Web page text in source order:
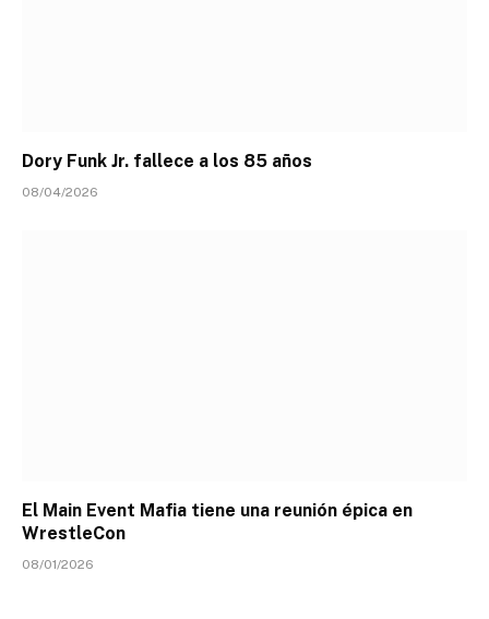
Dory Funk Jr. fallece a los 85 años
08/04/2026
El Main Event Mafia tiene una reunión épica en
WrestleCon
08/01/2026